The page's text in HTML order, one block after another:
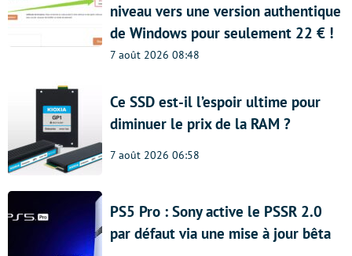
niveau vers une version authentique
de Windows pour seulement 22 € !
7 août 2026 08:48
Ce SSD est-il l’espoir ultime pour
diminuer le prix de la RAM ?
7 août 2026 06:58
PS5 Pro : Sony active le PSSR 2.0
par défaut via une mise à jour bêta